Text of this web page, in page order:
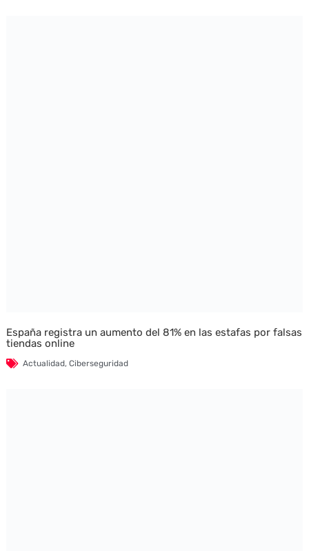
España registra un aumento del 81% en las estafas por falsas
tiendas online
Actualidad, Ciberseguridad